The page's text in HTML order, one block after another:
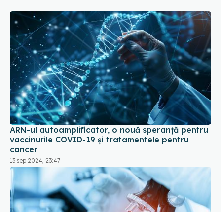
ARN-ul autoamplificator, o nouă speranță pentru
vaccinurile COVID-19 și tratamentele pentru
cancer
13 sep 2024, 23:47